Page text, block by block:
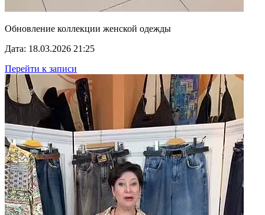
Обновление коллекции женской одежды
Дата: 18.03.2026 21:25
Перейти к записи